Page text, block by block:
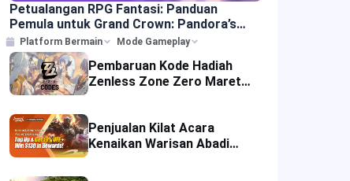
Petualangan RPG Fantasi: Panduan
Pemula untuk Grand Crown: Pandora’s
Fate Game
Platform Bermain Mode Gameplay
Pembaruan Kode Hadiah
Zenless Zone Zero Maret
Penjualan Kilat Acara
Kenaikan Warisan Abadi